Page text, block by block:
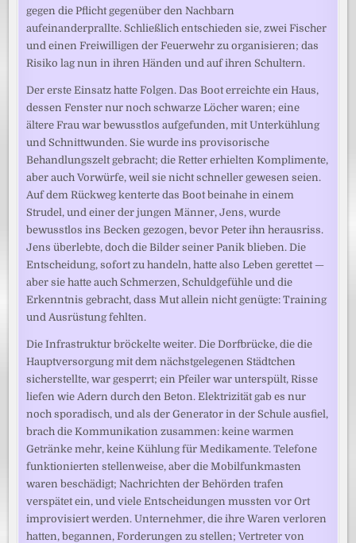
gegen die Pflicht gegenüber den Nachbarn
aufeinanderprallte. Schließlich entschieden sie, zwei Fischer
und einen Freiwilligen der Feuerwehr zu organisieren; das
Risiko lag nun in ihren Händen und auf ihren Schultern.
Der erste Einsatz hatte Folgen. Das Boot erreichte ein Haus,
dessen Fenster nur noch schwarze Löcher waren; eine
ältere Frau war bewusstlos aufgefunden, mit Unterkühlung
und Schnittwunden. Sie wurde ins provisorische
Behandlungszelt gebracht; die Retter erhielten Komplimente,
aber auch Vorwürfe, weil sie nicht schneller gewesen seien.
Auf dem Rückweg kenterte das Boot beinahe in einem
Strudel, und einer der jungen Männer, Jens, wurde
bewusstlos ins Becken gezogen, bevor Peter ihn herausriss.
Jens überlebte, doch die Bilder seiner Panik blieben. Die
Entscheidung, sofort zu handeln, hatte also Leben gerettet —
aber sie hatte auch Schmerzen, Schuldgefühle und die
Erkenntnis gebracht, dass Mut allein nicht genügte: Training
und Ausrüstung fehlten.
Die Infrastruktur bröckelte weiter. Die Dorfbrücke, die die
Hauptversorgung mit dem nächstgelegenen Städtchen
sicherstellte, war gesperrt; ein Pfeiler war unterspült, Risse
liefen wie Adern durch den Beton. Elektrizität gab es nur
noch sporadisch, und als der Generator in der Schule ausfiel,
brach die Kommunikation zusammen: keine warmen
Getränke mehr, keine Kühlung für Medikamente. Telefone
funktionierten stellenweise, aber die Mobilfunkmasten
waren beschädigt; Nachrichten der Behörden trafen
verspätet ein, und viele Entscheidungen mussten vor Ort
improvisiert werden. Unternehmer, die ihre Waren verloren
hatten, begannen, Forderungen zu stellen; Vertreter von